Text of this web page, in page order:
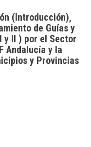
(Introducción),
de Guías y
y II ) por el Sector
Andalucía y la
y Provincias